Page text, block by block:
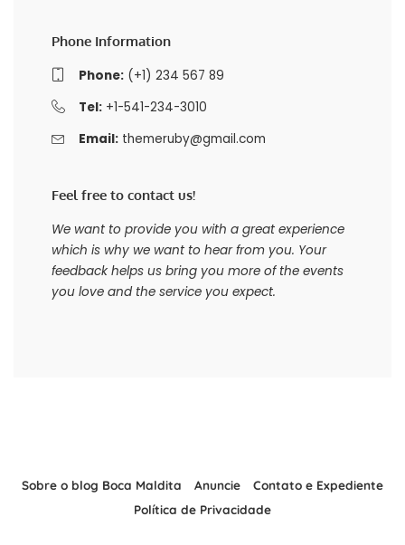
Phone Information
Phone:(+1) 234 567 89
Tel:+1-541-234-3010
Email: themeruby@gmail.com
Feel free to contact us!
We want to provide you with a great experience
which is why we want to hear from you. Your
feedback helps us bring you more of the events
you love and the service you expect.
Sobre o blog Boca Maldita Anuncie
Contato e Expediente
Política de Privacidade